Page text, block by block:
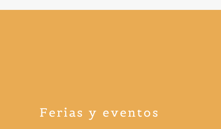
Ferias y eventos